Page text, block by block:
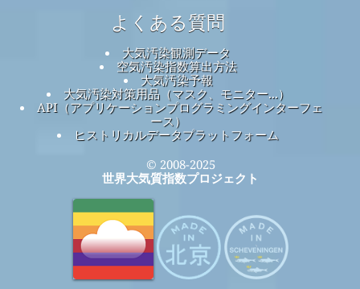
よくある質問
大気汚染観測データ
空気汚染指数算出方法
大気汚染予報
大気汚染対策用品（マスク、モニター...）
API（アプリケーションプログラミングインターフェ
ース）
ヒストリカルデータプラットフォーム
© 2008-2025
世界大気質指数プロジェクト